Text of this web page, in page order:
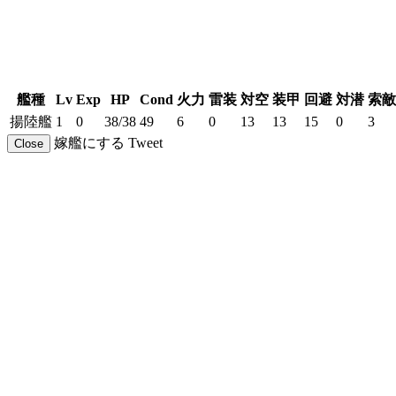
艦種 Lv Exp HP Cond 火力 雷装 対空 装甲 回避 対潜 索敵
揚陸艦 1 0 38/38 49 6 0 13 13 15 0 3
Close 嫁艦にする Tweet